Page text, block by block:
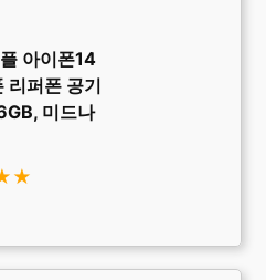
아이폰14
퍼폰 공기
미드나